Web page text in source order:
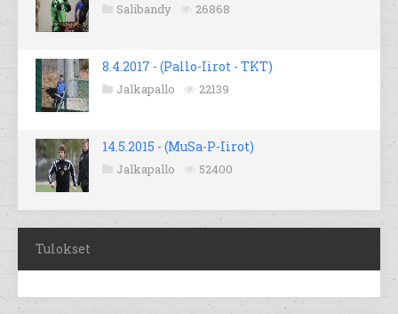
Salibandy 26868
8.4.2017 - (Pallo-Iirot - TKT)
Jalkapallo 22139
14.5.2015 - (MuSa-P-Iirot)
Jalkapallo 52400
Tulokset